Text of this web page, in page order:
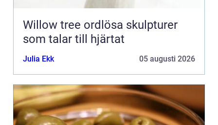
Willow tree ordlösa skulpturer
som talar till hjärtat
Julia Ekk 05 augusti 2026